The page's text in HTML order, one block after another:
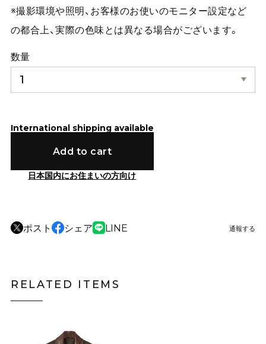
※撮影環境や照明、お客様のお使いのモニター設定など
の都合上、実際の色味とは異なる場合がございます。
数量
International shipping available
Add to cart
日本国内にお住まいの方向け
ポスト シェア LINE 通報する
RELATED ITEMS